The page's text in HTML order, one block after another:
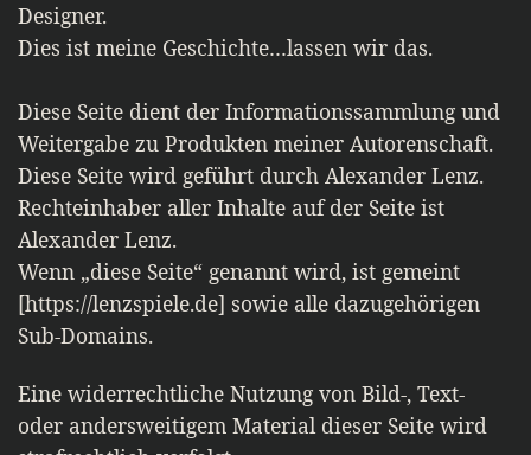
Designer.
Dies ist meine Geschichte…lassen wir das.
Diese Seite dient der Informationssammlung und
Weitergabe zu Produkten meiner Autorenschaft.
Diese Seite wird geführt durch Alexander Lenz.
Rechteinhaber aller Inhalte auf der Seite ist
Alexander Lenz.
Wenn „diese Seite“ genannt wird, ist gemeint
[https://lenzspiele.de] sowie alle dazugehörigen
Sub-Domains.
Eine widerrechtliche Nutzung von Bild-, Text-
oder andersweitigem Material dieser Seite wird